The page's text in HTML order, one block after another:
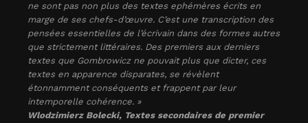
ne sont pas non plus des textes ephémères écrits en
marge de ses chefs-d’œuvre. C’est une transcription des
pensées essentielles de l’écrivain dans des formes autres
que strictement littéraires. Des premiers aux derniers
textes que Gombrowicz ne pouvait plus que dicter, ces
textes en apparence disparates, se révèlent
étonnamment conséquents et frappent par leur
intemporelle cohérence. »
Wlodzimierz Bolecki, Textes secondaires de premier